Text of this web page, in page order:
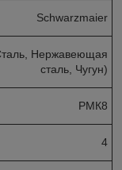
Schwarzmaier
Нержавеющая
сталь, Чугун)
РМК8
4